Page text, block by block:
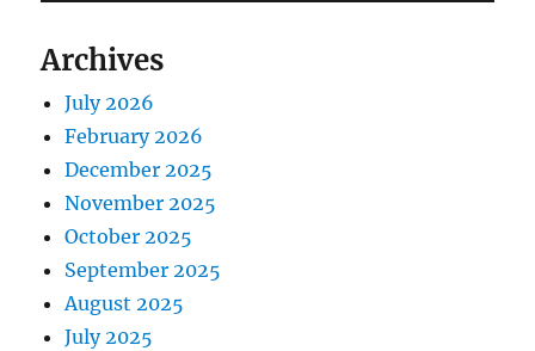
Archives
July 2026
February 2026
December 2025
November 2025
October 2025
September 2025
August 2025
July 2025